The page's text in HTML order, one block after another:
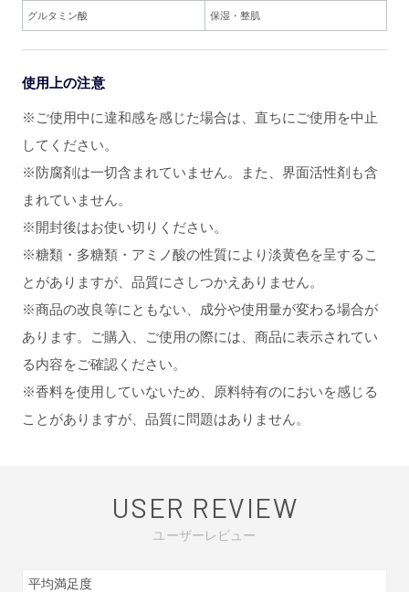
グルタミン酸 保湿・整肌
使用上の注意
※ご使用中に違和感を感じた場合は、直ちにご使用を中止
してください。
※防腐剤は一切含まれていません。また、界面活性剤も含
まれていません。
※開封後はお使い切りください。
※糖類・多糖類・アミノ酸の性質により淡黄色を呈するこ
とがありますが、品質にさしつかえありません。
※商品の改良等にともない、成分や使用量が変わる場合が
あります。ご購入、ご使用の際には、商品に表示されてい
る内容をご確認ください。
※香料を使用していないため、原料特有のにおいを感じる
ことがありますが、品質に問題はありません。
USER REVIEW
ユーザーレビュー
平均満足度